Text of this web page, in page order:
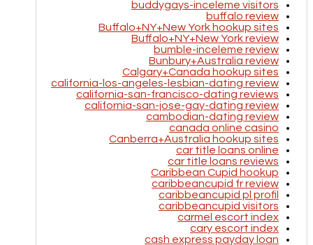
buddygays-inceleme visitors
buffalo review
Buffalo+NY+New York hookup sites
Buffalo+NY+New York review
bumble-inceleme review
Bunbury+Australia review
Calgary+Canada hookup sites
california-los-angeles-lesbian-dating review
california-san-francisco-dating reviews
california-san-jose-gay-dating review
cambodian-dating review
canada online casino
Canberra+Australia hookup sites
car title loans online
car title loans reviews
Caribbean Cupid hookup
caribbeancupid fr review
caribbeancupid pl profil
caribbeancupid visitors
carmel escort index
cary escort index
cash express payday loan